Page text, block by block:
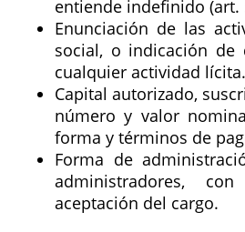
entiende indefinido (art.
Enunciación de las
social, o indicación de
cualquier actividad lícita.
Capital autorizado,
número y valor
forma y términos de
Forma de
administradores,
aceptación del cargo.